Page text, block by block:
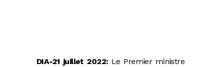
DIA-21 juillet 2022: Le Premier ministre